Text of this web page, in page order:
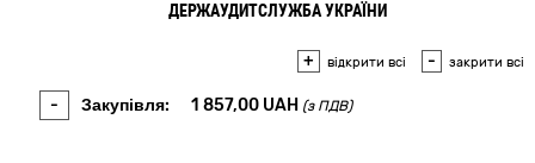
ДЕРЖАУДИТСЛУЖБА УКРАЇНИ
+ відкрити всі - закрити всі
- Закупівля: 1 857,00 UAH (з ПДВ)